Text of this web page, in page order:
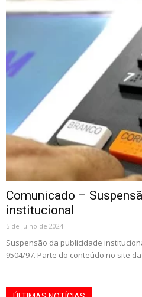
Comunicado –
institucional
5 de julho de 2024
Suspensão da publicidade
9504/97. Parte do conteúdo no site